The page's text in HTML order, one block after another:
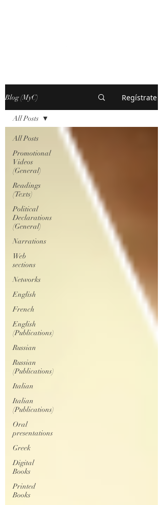
Blog (MyC) Regístrate
All Posts
Promotional
Videos
(General)
Readings
(Texts)
Political
Declarations
(General)
Narrations
Web
sections
Networks
English
French
English
(Publications)
Russian
Russian
(Publications)
Italian
Italian
(Publications)
Oral
presentations
Greek
Digital
Books
Printed
Books
All Posts